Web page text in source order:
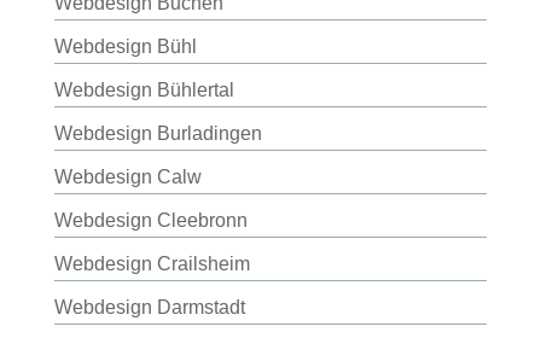
Webdesign Bühl
Webdesign Bühlertal
Webdesign Burladingen
Webdesign Calw
Webdesign Cleebronn
Webdesign Crailsheim
Webdesign Darmstadt